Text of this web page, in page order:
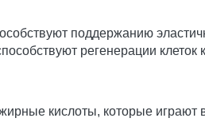
поддержанию
регенерации клеток
кислоты, которые играют